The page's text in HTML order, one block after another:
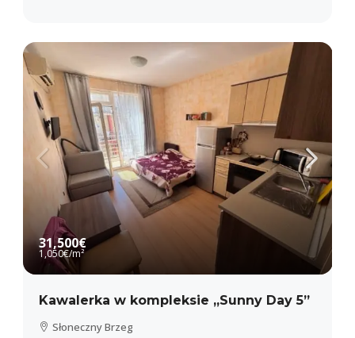
31,500€
1,050€/m²
Kawalerka w kompleksie „Sunny Day 5”
Słoneczny Brzeg